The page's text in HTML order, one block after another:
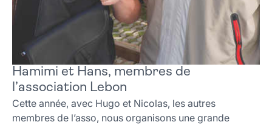
Hamimi et Hans, membres de
l’association Lebon
Cette année, avec Hugo et Nicolas, les autres
membres de l’asso, nous organisons une grande